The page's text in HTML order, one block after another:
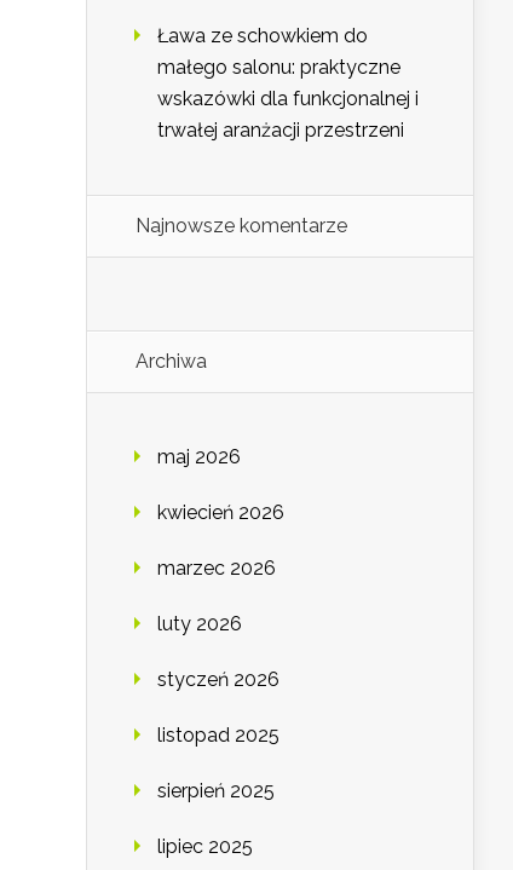
Ława ze schowkiem do
małego salonu: praktyczne
wskazówki dla funkcjonalnej i
trwałej aranżacji przestrzeni
Najnowsze komentarze
Archiwa
maj 2026
kwiecień 2026
marzec 2026
luty 2026
styczeń 2026
listopad 2025
sierpień 2025
lipiec 2025